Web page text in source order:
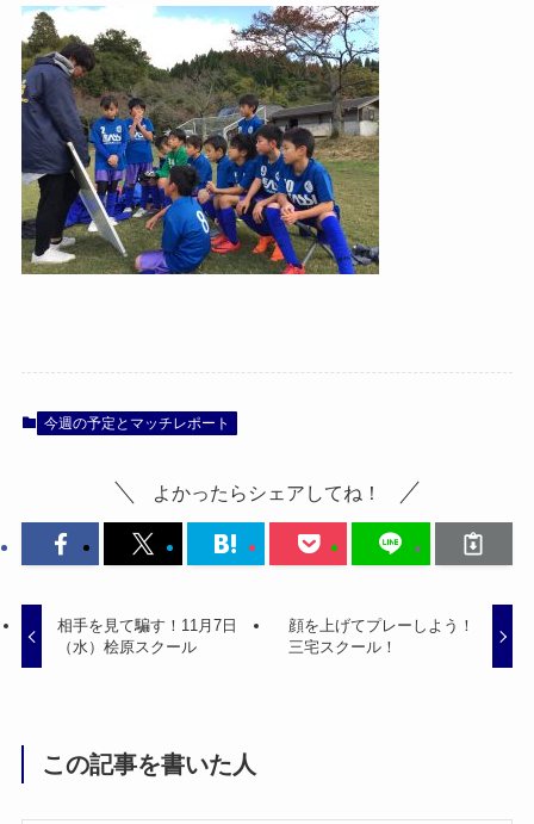
今週の予定とマッチレポート
よかったらシェアしてね！
相手を見て騙す！11月7日
（水）桧原スクール
顔を上げてプレーしよう！
三宅スクール！
この記事を書いた人